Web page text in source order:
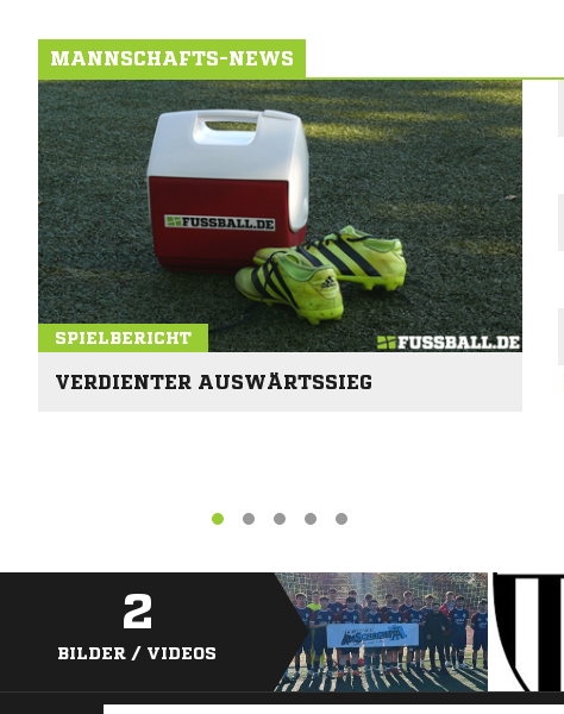
MANNSCHAFTS-NEWS
SPIELBERICHT
VERDIENTER AUSWÄRTSSIEG
2
BILDER / VIDEOS